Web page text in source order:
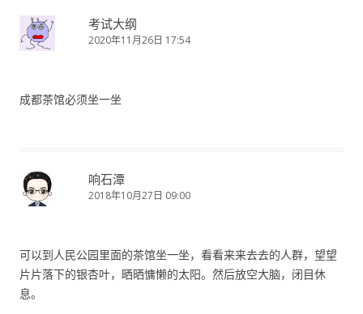
考试大纲
2020年11月26日 17:54
成都茶馆必须坐一坐
响石潭
2018年10月27日 09:00
可以到人民公园里面的茶馆坐一坐，看看来来去去的人群，望望
片片落下的银杏叶，晒晒慵懒的太阳。然后放空大脑，闭目休
息。